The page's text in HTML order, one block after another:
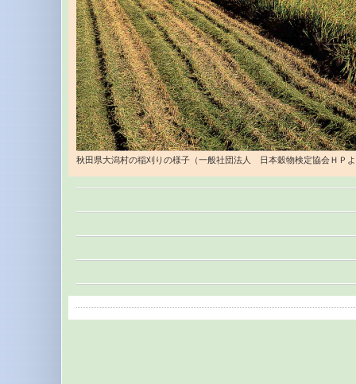
秋田県大潟村の稲刈りの様子（一般社団法人 日本穀物検定協会ＨＰ